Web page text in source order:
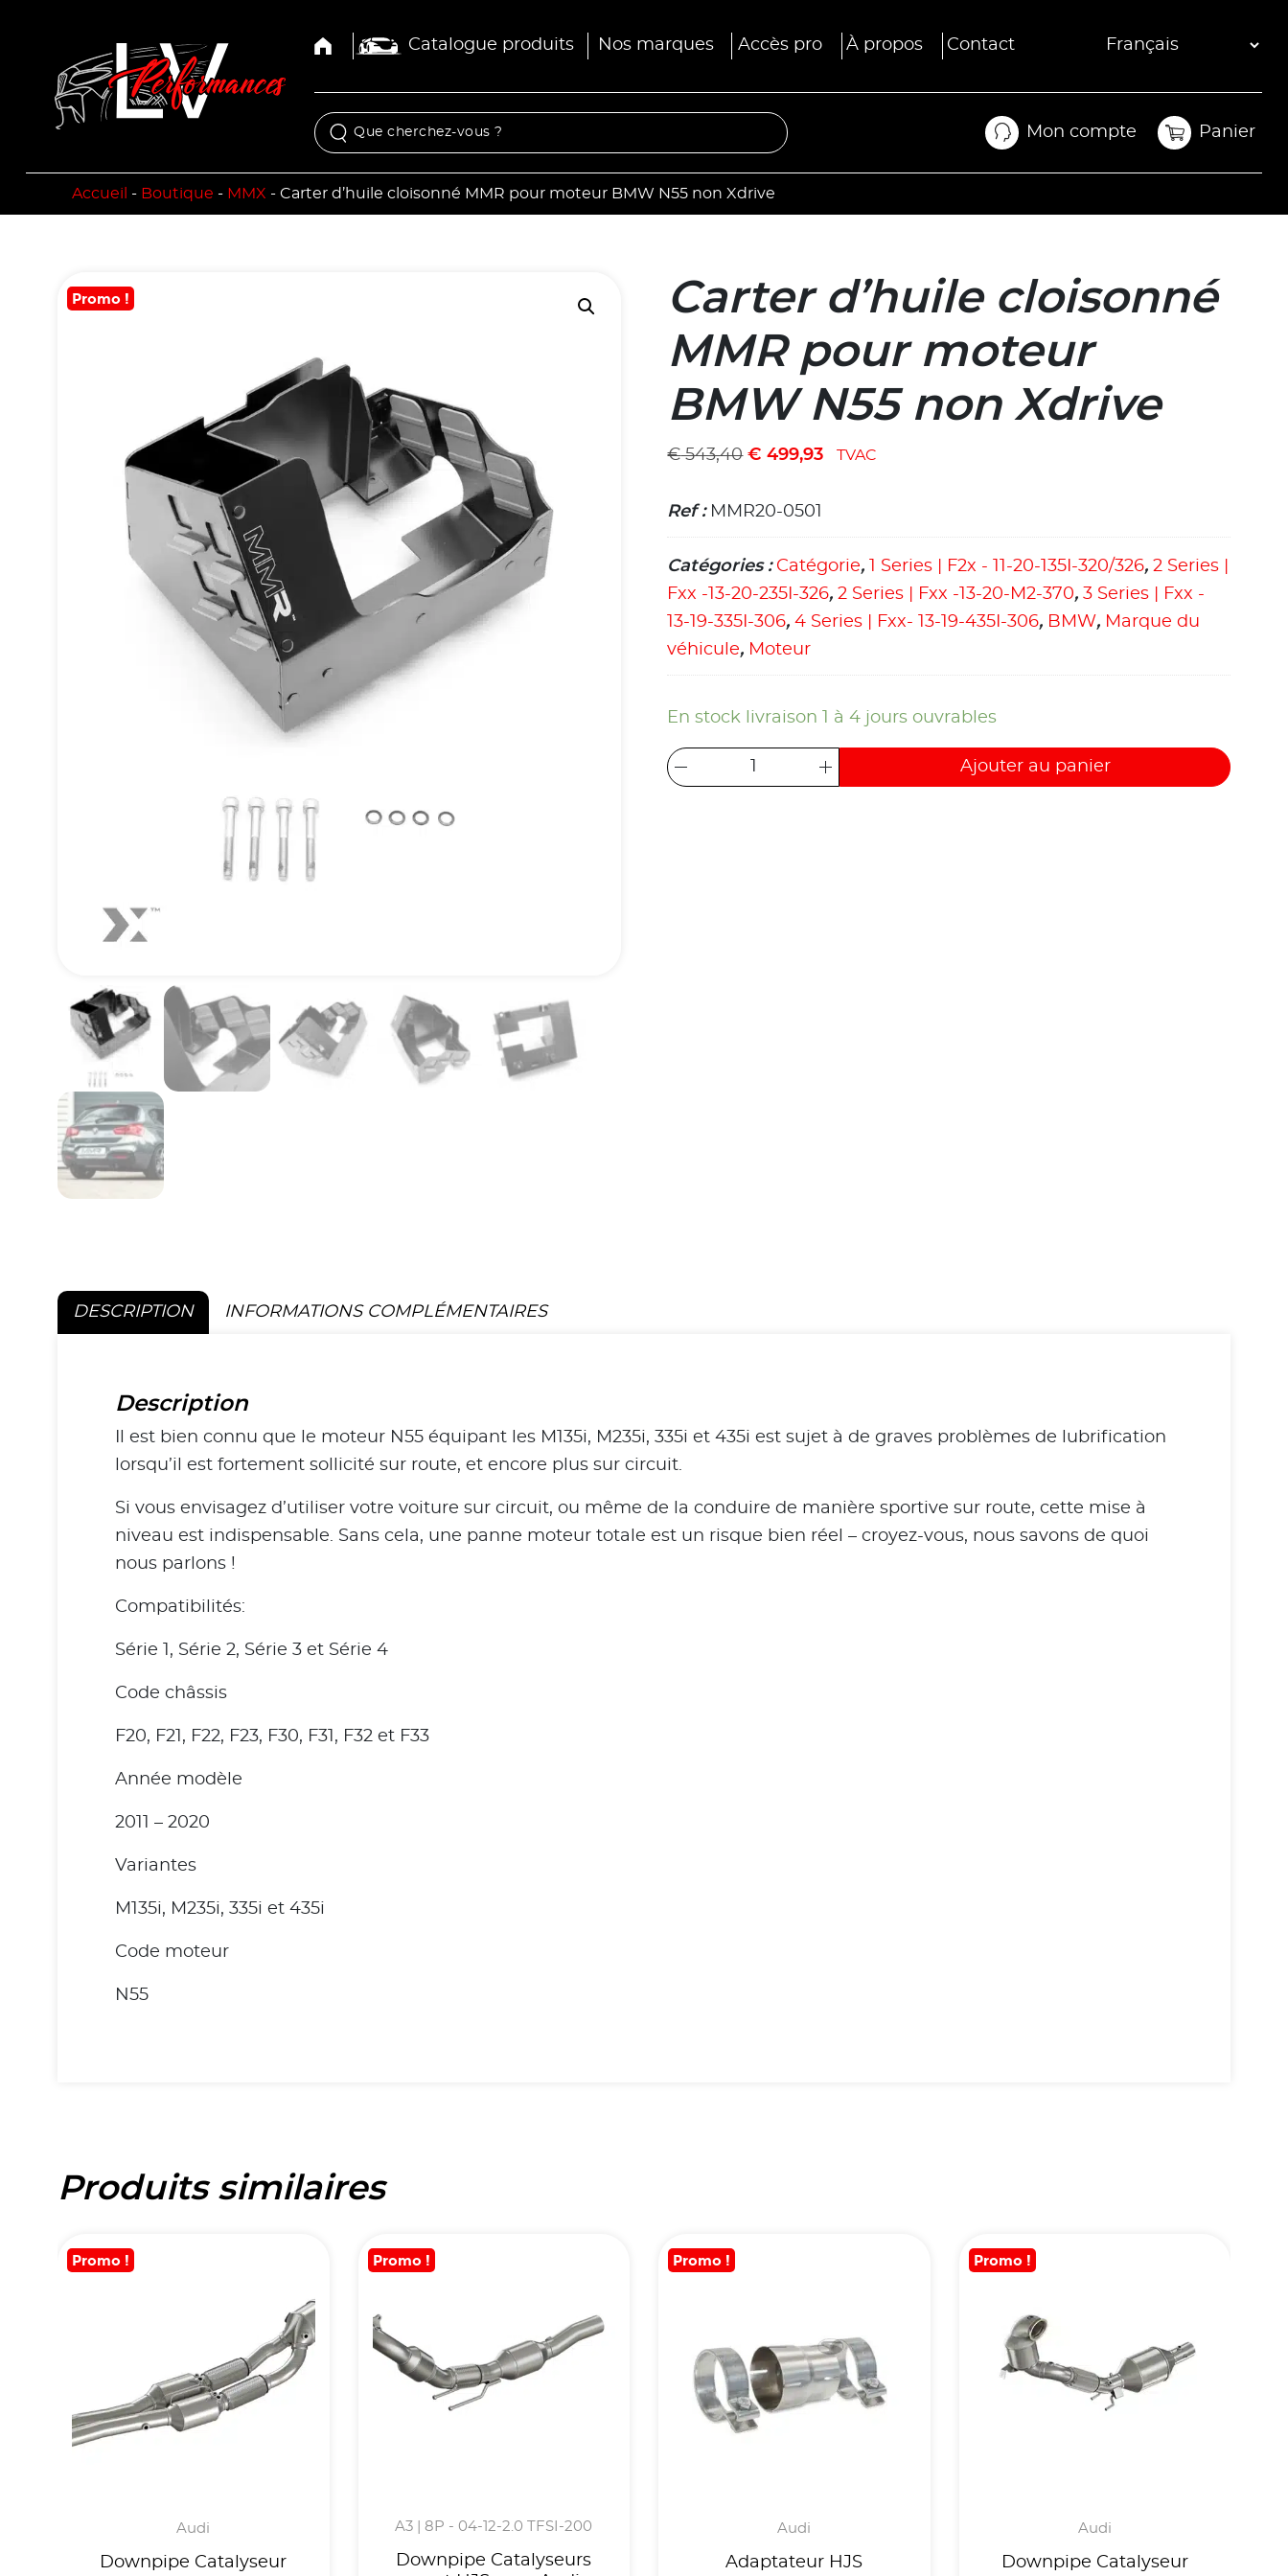
Catalogue produits Nos marques Accès pro À propos Contact
Mon compte
Mon compte
Panier
Panier
Accueil - Boutique - MMX - Carter d’huile cloisonné MMR pour moteur BMW N55 non Xdrive
Promo !
Carter d’huile cloisonné
MMR pour moteur
BMW N55 non Xdrive
€543,40 € 499,93 TVAC
Ref : MMR20-0501
Catégories : Catégorie, 1 Series | F2x - 11-20-135I-320/326,2 Series |
Fxx -13-20-235I-326,2 Series | Fxx -13-20-M2-370,3 Series | Fxx -
13-19-335I-306,4 Series | Fxx- 13-19-435I-306, BMW, Marque du
véhicule, Moteur
En stock livraison 1 à 4 jours ouvrables
Ajouter au panier
DESCRIPTION INFORMATIONS COMPLÉMENTAIRES
Description
Il est bien connu que le moteur N55 équipant les M135i, M235i, 335i et 435i est sujet à de graves problèmes de lubrification
lorsqu’il est fortement sollicité sur route, et encore plus sur circuit.
Si vous envisagez d’utiliser votre voiture sur circuit, ou même de la conduire de manière sportive sur route, cette mise à
niveau est indispensable. Sans cela, une panne moteur totale est un risque bien réel – croyez-vous, nous savons de quoi
nous parlons !
Compatibilités:
Série 1, Série 2, Série 3 et Série 4
Code châssis
F20, F21, F22, F23, F30, F31, F32 et F33
Année modèle
2011 – 2020
Variantes
M135i, M235i, 335i et 435i
Code moteur
N55
Produits similaires
Promo !
Audi
Downpipe Catalyseur
Promo !
A3 | 8P - 04-12-2.0 TFSI-200
Downpipe Catalyseurs
Promo !
Audi
Adaptateur HJS
Promo !
Audi
Downpipe Catalyseur